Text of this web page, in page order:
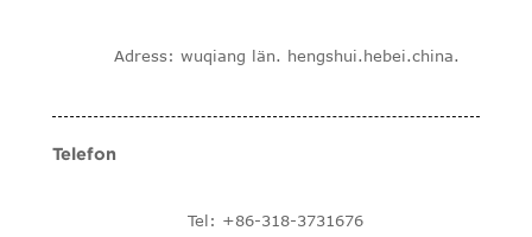
Adress: wuqiang län. hengshui.hebei.china.
Telefon
Tel: +86-318-3731676